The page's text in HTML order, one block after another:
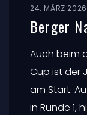
24. MÄRZ 2026
Berger
Auch beim
Cup ist der
am Start.
in Runde 1,